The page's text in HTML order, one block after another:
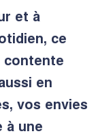
et à
ce
contente
en
vos envies
à une